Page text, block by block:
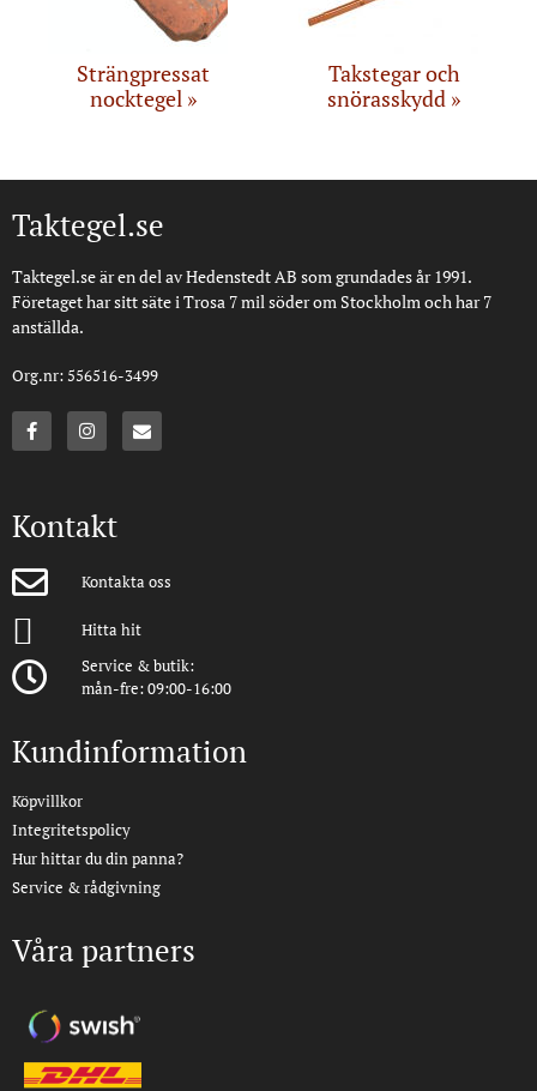
Strängpressat
nocktegel
Takstegar och
snörasskydd
Taktegel.se
Taktegel.se är en del av Hedenstedt AB som grundades år 1991.
Företaget har sitt säte i Trosa 7 mil söder om Stockholm och har 7
anställda.
Org.nr: 556516-3499
Kontakt
Kontakta oss
Hitta hit
Service & butik:
mån-fre: 09:00-16:00
Kundinformation
Köpvillkor
Integritetspolicy
Hur hittar du din panna?
Service & rådgivning
Våra partners